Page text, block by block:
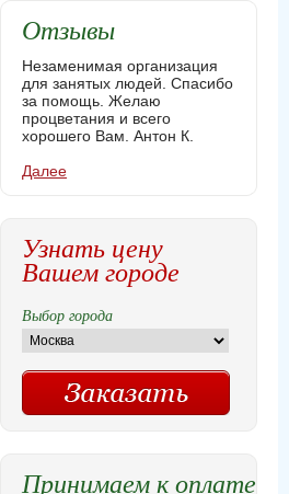
Отзывы
Незаменимая организация
для занятых людей. Спасибо
за помощь. Желаю
процветания и всего
хорошего Вам. Антон К.
Далее
Узнать цену
Вашем городе
Выбор города
Принимаем к оплате